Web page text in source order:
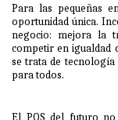
Para las pequeñas
oportunidad única.
negocio: mejora la
competir en igualdad
se trata de tecnología
para todos.
El POS del futuro